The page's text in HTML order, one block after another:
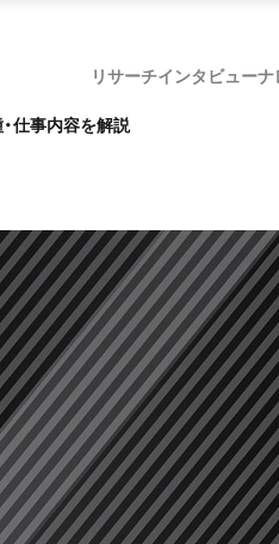
リサーチインタビューナ
仕事内容を解説